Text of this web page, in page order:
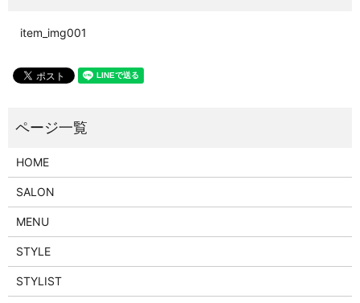
item_img001
HOME
SALON
MENU
STYLE
STYLIST